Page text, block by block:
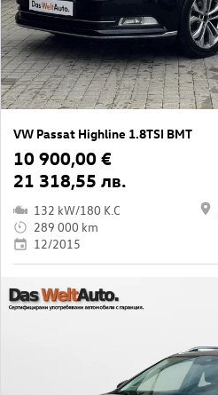
VW Passat Highline 1.8TSI BMT
10 900,00 €
21 318,55 лв.
132 kW/180 K.C
289 000 km
12/2015